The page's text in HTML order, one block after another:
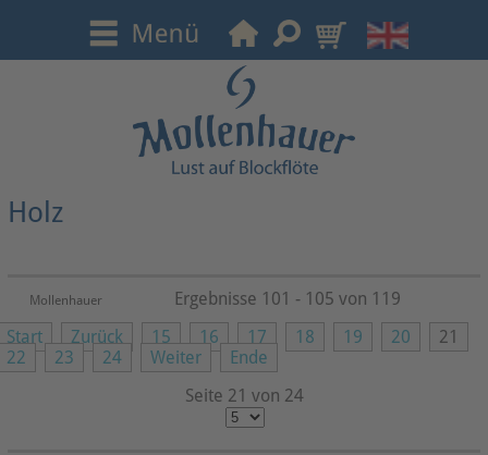
Holz
Mollenhauer
Start Zurück 15 16 17 18 19 20
21
22
23 24 Weiter
Ende
Seite 21 von 24
Ergebnisse 101 - 105 von 119